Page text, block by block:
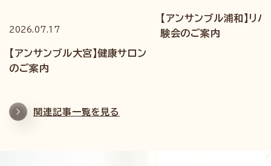
2026.07.17
【アンサンブル大宮】健康サロン
のご案内
【アンサンブル浦和】リ
験会のご案内
関連記事一覧を見る